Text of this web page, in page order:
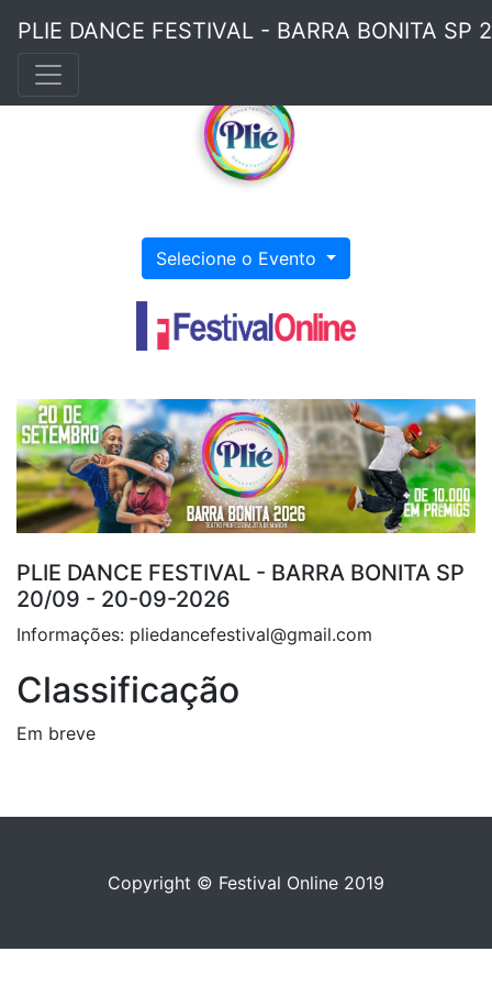
PLIE DANCE FESTIVAL - BARRA BONITA SP
Selecione o Evento
PLIE DANCE FESTIVAL - BARRA BONITA SP
20/09 - 20-09-2026
Informações: pliedancefestival@gmail.com
Classificação
Em breve
Copyright © Festival Online 2019